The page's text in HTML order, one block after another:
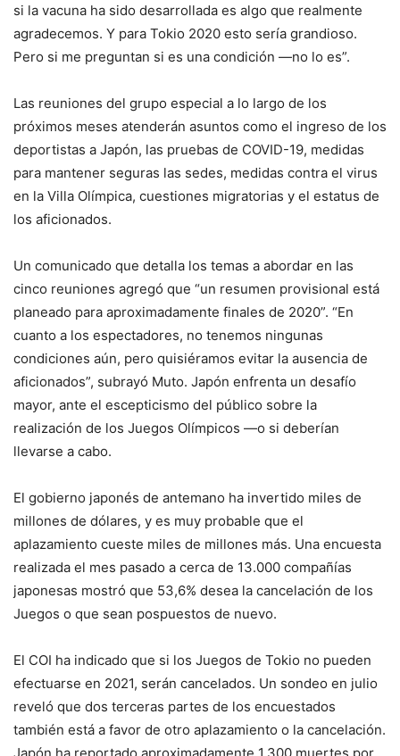
si la vacuna ha sido desarrollada es algo que realmente
agradecemos. Y para Tokio 2020 esto sería grandioso.
Pero si me preguntan si es una condición —no lo es”.
Las reuniones del grupo especial a lo largo de los
próximos meses atenderán asuntos como el ingreso de los
deportistas a Japón, las pruebas de COVID-19, medidas
para mantener seguras las sedes, medidas contra el virus
en la Villa Olímpica, cuestiones migratorias y el estatus de
los aficionados.
Un comunicado que detalla los temas a abordar en las
cinco reuniones agregó que “un resumen provisional está
planeado para aproximadamente finales de 2020”. “En
cuanto a los espectadores, no tenemos ningunas
condiciones aún, pero quisiéramos evitar la ausencia de
aficionados”, subrayó Muto. Japón enfrenta un desafío
mayor, ante el escepticismo del público sobre la
realización de los Juegos Olímpicos —o si deberían
llevarse a cabo.
El gobierno japonés de antemano ha invertido miles de
millones de dólares, y es muy probable que el
aplazamiento cueste miles de millones más. Una encuesta
realizada el mes pasado a cerca de 13.000 compañías
japonesas mostró que 53,6% desea la cancelación de los
Juegos o que sean pospuestos de nuevo.
El COI ha indicado que si los Juegos de Tokio no pueden
efectuarse en 2021, serán cancelados. Un sondeo en julio
reveló que dos terceras partes de los encuestados
también está a favor de otro aplazamiento o la cancelación.